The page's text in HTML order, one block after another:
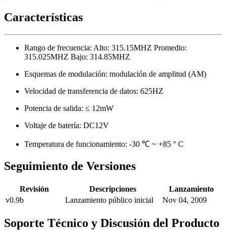
Características
Rango de frecuencia: Alto: 315.15MHZ Promedio:
315.025MHZ Bajo: 314.85MHZ
Esquemas de modulación: modulación de amplitud (AM)
Velocidad de transferencia de datos: 625HZ
Potencia de salida: ≤ 12mW
Voltaje de batería: DC12V
Temperatura de funcionamiento: -30 ℃ ~ +85 ° C
Seguimiento de Versiones
Revisión Descripciones
Lanzamiento
v0.9b
Lanzamiento público inicial Nov 04, 2009
Soporte Técnico y Discusión del Producto